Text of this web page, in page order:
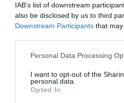
IAB’s list of downstream
also be disclosed by us to third
Downstream Participants that
Personal Data Processing
I want to opt-out of the
personal data.
Opted In